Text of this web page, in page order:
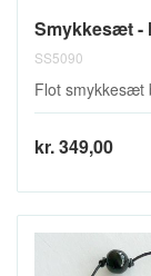
Smykkesæt -
SS5090
Flot smykkesæt
kr. 349,00